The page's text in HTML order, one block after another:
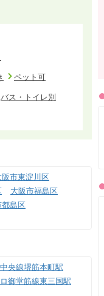
ペット可
バス・トイレ別
阪市東淀川区
大阪市福島区
都島区
央線堺筋本町駅
御堂筋線東三国駅